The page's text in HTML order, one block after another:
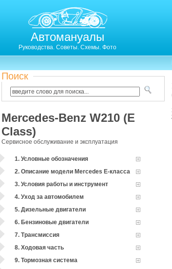
Автомануалы
Руководства. Советы. Схемы. Фото
Поиск
Mercedes-Benz W210 (E
Class)
Сервисное обслуживание и эксплуатация
1. Условные обозначения
2. Описание модели Mercedes Е-класса
3. Условия работы и инструмент
4. Уход за автомобилем
5. Дизельные двигатели
6. Бензиновые двигатели
7. Трансмиссия
8. Ходовая часть
9. Тормозная система